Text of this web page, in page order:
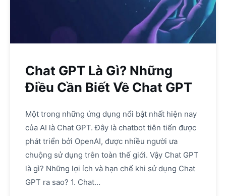
Chat GPT Là Gì? Những
Điều Cần Biết Về Chat GPT
Một trong những ứng dụng nổi bật nhất hiện nay
của AI là Chat GPT. Đây là chatbot tiên tiến được
phát triển bởi OpenAI, được nhiều người ưa
chuộng sử dụng trên toàn thế giới. Vậy Chat GPT
là gì? Những lợi ích và hạn chế khi sử dụng Chat
GPT ra sao? 1. Chat…